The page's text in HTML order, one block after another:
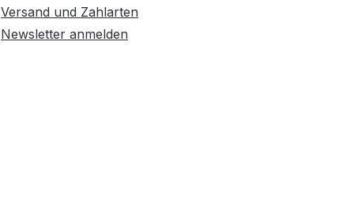
Versand und Zahlarten
Newsletter anmelden